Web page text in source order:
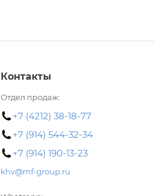
Контакты
Отдел продаж:
+7 (4212) 38-18-77
+7 (914) 544-32-34
+7 (914) 190-13-23
khv@mf-group.ru